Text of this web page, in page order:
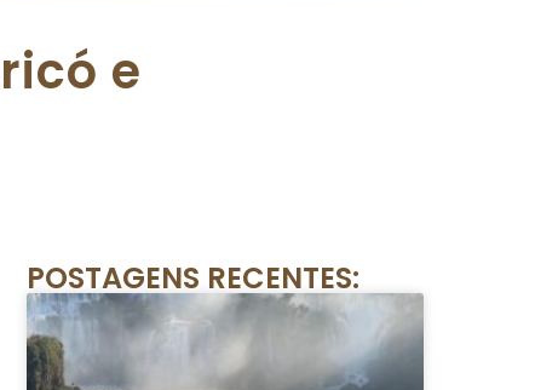
e
POSTAGENS RECENTES: